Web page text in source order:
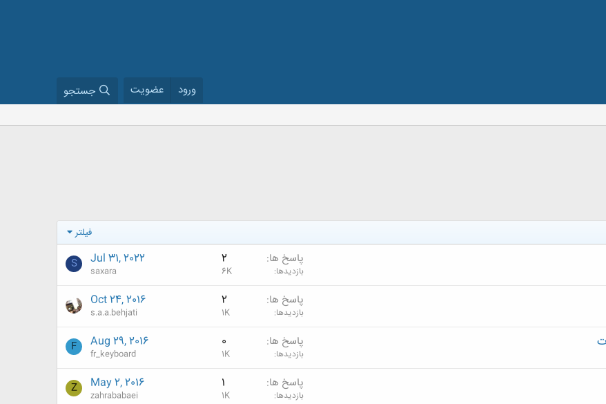
ورود عضویت جستجو
فیلتر
پاسخ ها 2
بازدیدها 6K
Jul 31, 2022
saxara
S
پاسخ ها 2
بازدیدها 1K
Oct 24, 2016
s.a.a.behjati
پاسخ ها 0
بازدیدها 1K
Aug 29, 2016
fr_keyboard
F
پاسخ ها 1
بازدیدها 1K
May 2, 2016
zahrababaei
Z